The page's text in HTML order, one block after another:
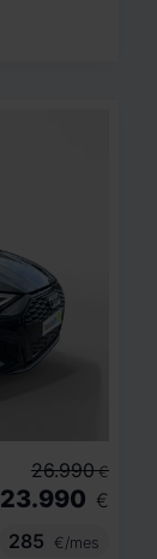
26.990 €
23.990 €
285
€/mes